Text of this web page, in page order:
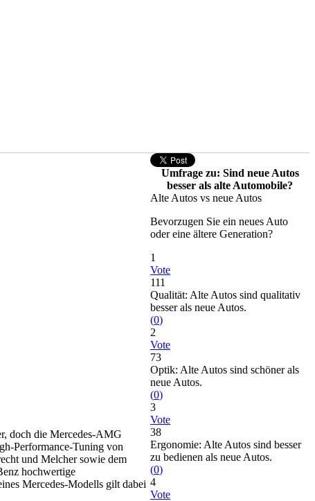
doch die Mercedes-AMG
Performance-Tuning von
und Melcher sowie dem
hochwertige
Mercedes-Modells gilt dabei
Umfrage zu: Sind neue Autos
besser als alte Automobile?
Alte Autos vs neue Autos
Bevorzugen Sie ein neues Auto
oder eine ältere Generation?
1
Vote
111
Qualität: Alte Autos sind qualitativ
besser als neue Autos.
(0)
2
Vote
73
Optik: Alte Autos sind schöner als
neue Autos.
(0)
3
Vote
38
Ergonomie: Alte Autos sind besser
zu bedienen als neue Autos.
(0)
4
Vote